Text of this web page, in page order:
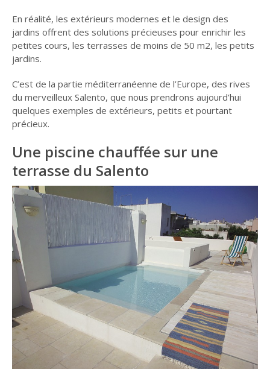
En réalité, les extérieurs modernes et le design des
jardins offrent des solutions précieuses pour enrichir les
petites cours, les terrasses de moins de 50 m2, les petits
jardins.
C’est de la partie méditerranéenne de l’Europe, des rives
du merveilleux Salento, que nous prendrons aujourd’hui
quelques exemples de extérieurs, petits et pourtant
précieux.
Une piscine chauffée sur une
terrasse du Salento